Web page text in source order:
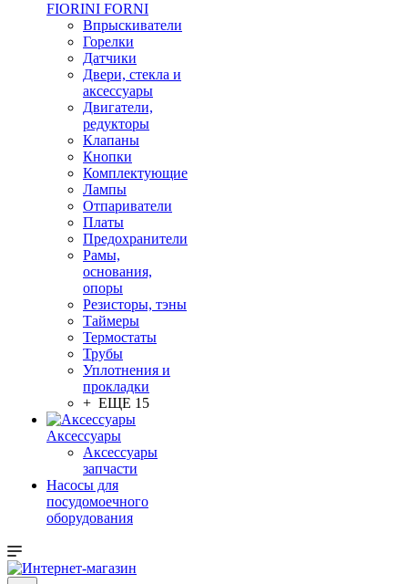
FIORINI FORNI
Впрыскиватели
Горелки
Датчики
Двери, стекла и
аксессуары
Двигатели,
редукторы
Клапаны
Кнопки
Комплектующие
Лампы
Отпариватели
Платы
Предохранители
Рамы,
основания,
опоры
Резисторы, тэны
Таймеры
Термостаты
Трубы
Уплотнения и
прокладки
+ ЕЩЕ 15
Аксессуары
Аксессуары
запчасти
Насосы для
посудомоечного
оборудования